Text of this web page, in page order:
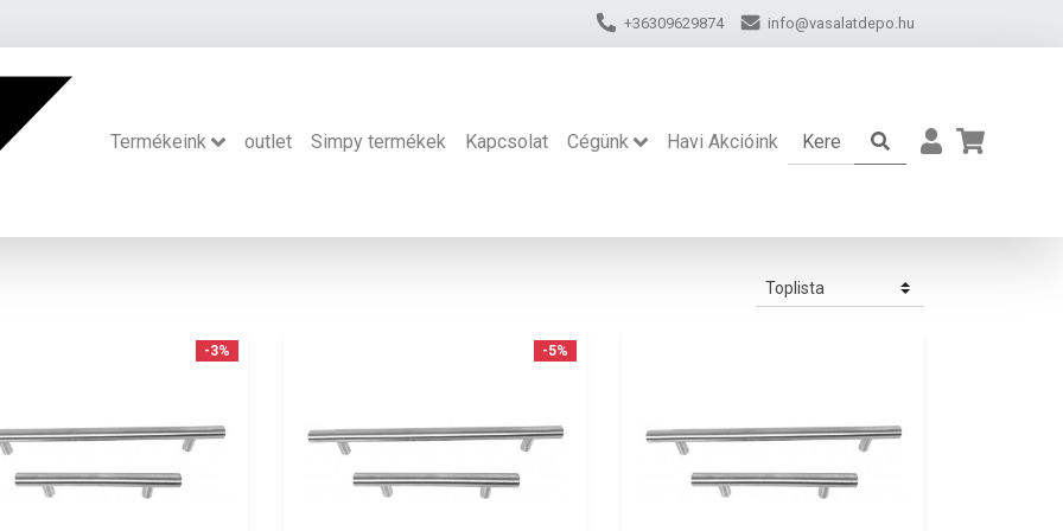
+36309629874 info@vasalatdepo.hu
Termékeink outlet Simpy termékek Kapcsolat Cégünk Havi Akcióink
-3% -5%